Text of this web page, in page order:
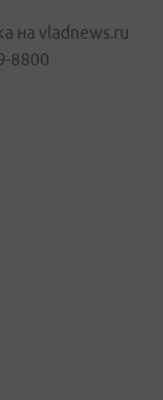
на vladnews.ru
8800